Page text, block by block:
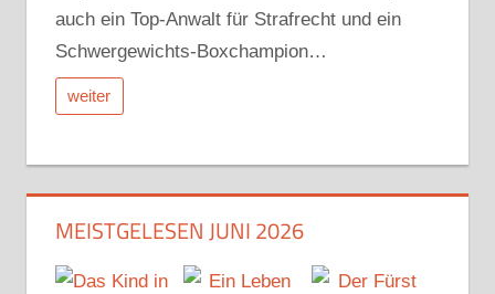
auch ein Top-Anwalt für Strafrecht und ein
Schwergewichts-Boxchampion…
weiter
MEISTGELESEN JUNI 2026